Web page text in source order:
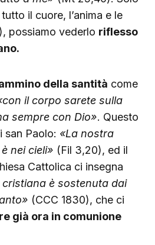
il cuore, l’anima e le
possiamo vederlo riflesso
della santità come
il corpo sarete sulla
sempre con Dio». Questo
san Paolo: «La nostra
nei cieli» (Fil 3,20), ed il
Cattolica ci insegna
è sostenuta dai
(CCC 1830), che ci
già ora in comunione